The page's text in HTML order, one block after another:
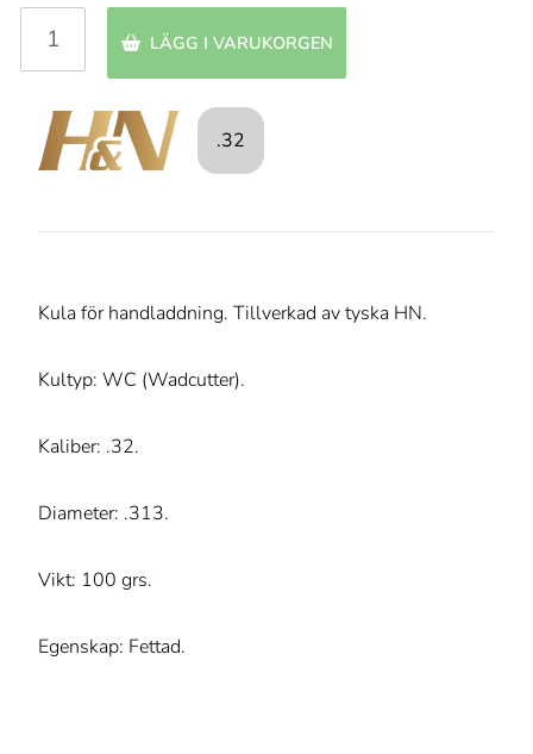
LÄGG I VARUKORGEN
.32
Kula för handladdning. Tillverkad av tyska HN.
Kultyp: WC (Wadcutter).
Kaliber: .32.
Diameter: .313.
Vikt: 100 grs.
Egenskap: Fettad.